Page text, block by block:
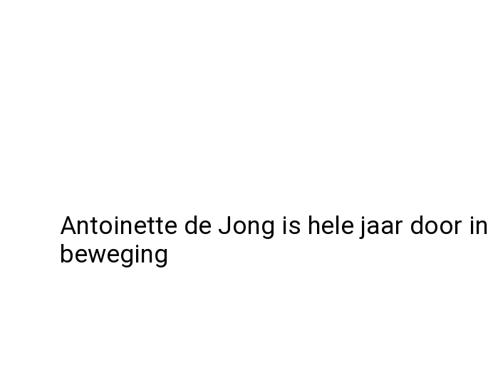
Antoinette de Jong is hele jaar door in
beweging